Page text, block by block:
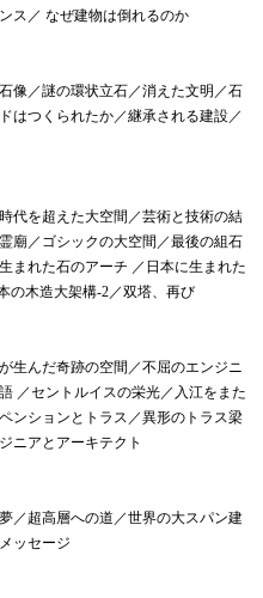
ス／ なぜ建物は倒れるのか
像／謎の環状立石／消えた文明／石
はつくられたか／継承される建設／
代を超えた大空間／芸術と技術の結
廟／ゴシックの大空間／最後の組石
まれた石のアーチ ／日本に生まれた
の木造大架構-2／双塔、再び
生んだ奇跡の空間／不屈のエンジニ
／セントルイスの栄光／入江をまた
ンションとトラス／異形のトラス梁
ニアとアーキテクト
／超高層への道／世界の大スパン建
ッセージ